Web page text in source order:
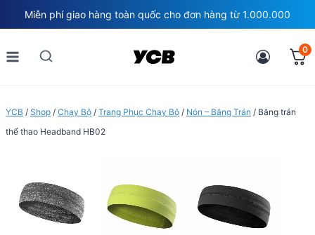
to
content
Miễn phí giao hàng toàn quốc cho đơn hàng từ 1.000.000
0
YCB / Shop / Chạy Bộ / Trang Phục Chạy Bộ / Nón – Băng Trán / Băng trán
thể thao Headband HB02